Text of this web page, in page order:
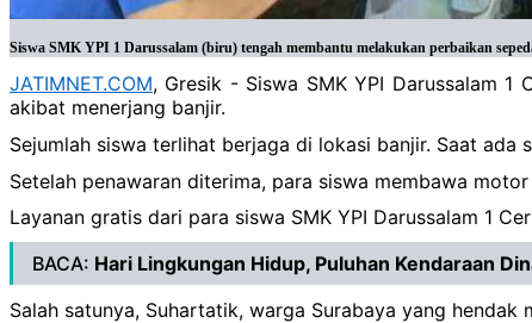
Siswa SMK YPI 1 Darussalam (biru) tengah membantu melakukan perbaikan
JATIMNET.COM, Gresik - Siswa SMK YPI Darussalam
akibat menerjang banjir.
Sejumlah siswa terlihat berjaga di lokasi banjir. Saat
Setelah penawaran diterima, para siswa membawa
Layanan gratis dari para siswa SMK YPI Darussalam 1
BACA: Hari Lingkungan Hidup, Puluhan Kendaraan
Salah satunya, Suhartatik, warga Surabaya yang